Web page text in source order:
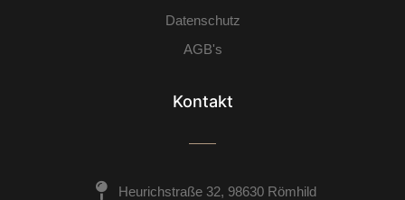
Datenschutz
AGB's
Kontakt
Heurichstraße 32, 98630 Römhild